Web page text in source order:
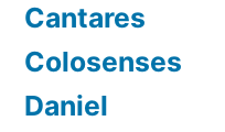
Cantares
Colosenses
Daniel